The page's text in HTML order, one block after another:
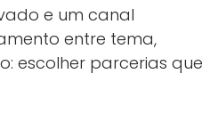
e um canal
entre tema,
escolher parcerias que